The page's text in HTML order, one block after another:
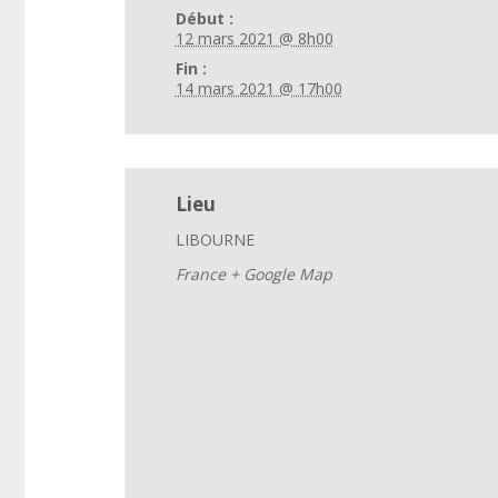
Début :
12 mars 2021 @ 8h00
Fin :
14 mars 2021 @ 17h00
Lieu
LIBOURNE
France + Google Map